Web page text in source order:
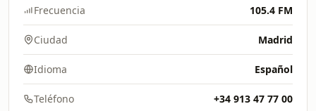
Frecuencia 105.4 FM
Ciudad Madrid
Idioma Español
Teléfono +34 913 47 77 00